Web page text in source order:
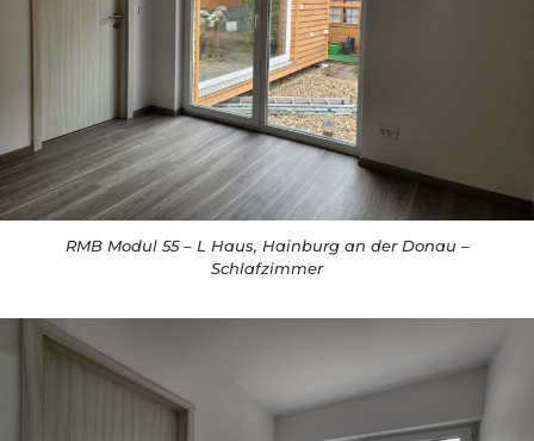
RMB Modul 55 – L Haus, Hainburg an der Donau –
Schlafzimmer